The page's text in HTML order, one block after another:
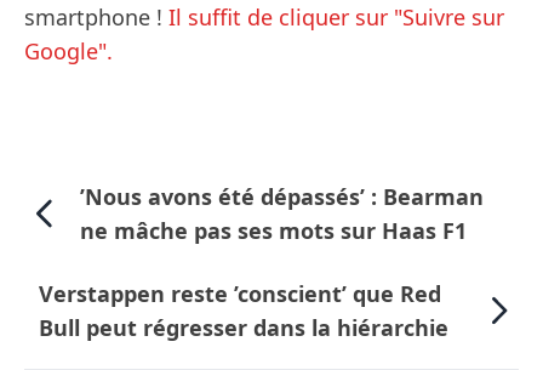
smartphone ! Il suffit de cliquer sur "Suivre sur
Google".
’Nous avons été dépassés’ : Bearman
ne mâche pas ses mots sur Haas F1
Verstappen reste ’conscient’ que Red
Bull peut régresser dans la hiérarchie